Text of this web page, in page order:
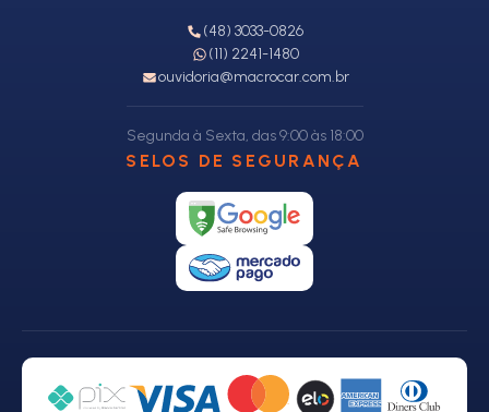
(48) 3033-0826
(11) 2241-1480
ouvidoria@macrocar.com.br
Segunda à Sexta, das 9:00 às 18:00
SELOS DE SEGURANÇA